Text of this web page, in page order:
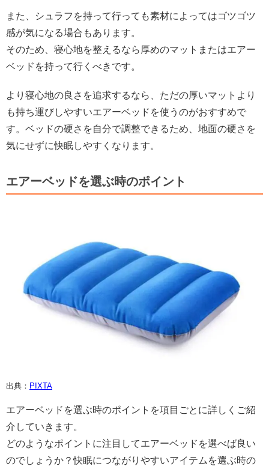
また、シュラフを持って行っても素材によってはゴツゴツ
感が気になる場合もあります。
そのため、寝心地を整えるなら厚めのマットまたはエアー
ベッドを持って行くべきです。
より寝心地の良さを追求するなら、ただの厚いマットより
も持ち運びしやすいエアーベッドを使うのがおすすめで
す。ベッドの硬さを自分で調整できるため、地面の硬さを
気にせずに快眠しやすくなります。
エアーベッドを選ぶ時のポイント
出典： PIXTA
エアーベッドを選ぶ時のポイントを項目ごとに詳しくご紹
介していきます。
どのようなポイントに注目してエアーベッドを選べば良い
のでしょうか？快眠につながりやすいアイテムを選ぶ時の